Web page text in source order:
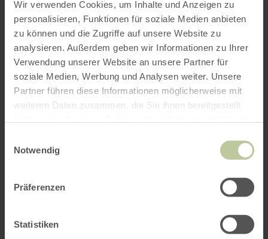
Wir verwenden Cookies, um Inhalte und Anzeigen zu
personalisieren, Funktionen für soziale Medien anbieten
zu können und die Zugriffe auf unsere Website zu
analysieren. Außerdem geben wir Informationen zu Ihrer
Verwendung unserer Website an unsere Partner für
soziale Medien, Werbung und Analysen weiter. Unsere
Partner führen diese Informationen möglicherweise mit
weiteren Daten zusammen, die Sie ihnen bereitgestellt
Notwendig
Präferenzen
Statistiken